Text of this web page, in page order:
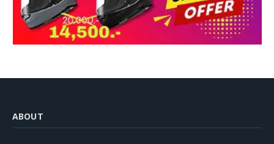
ABOUT